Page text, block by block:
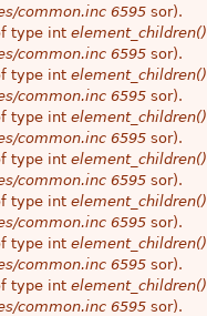
common.inc 6595 sor).
type int element_children()
common.inc 6595 sor).
type int element_children()
common.inc 6595 sor).
type int element_children()
common.inc 6595 sor).
type int element_children()
common.inc 6595 sor).
type int element_children()
common.inc 6595 sor).
type int element_children()
common.inc 6595 sor).
type int element_children()
common.inc 6595 sor).